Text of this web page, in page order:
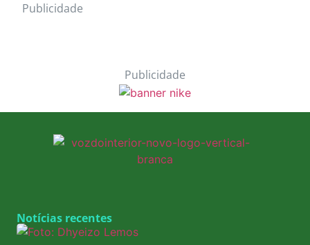
Publicidade
Publicidade
Notícias recentes